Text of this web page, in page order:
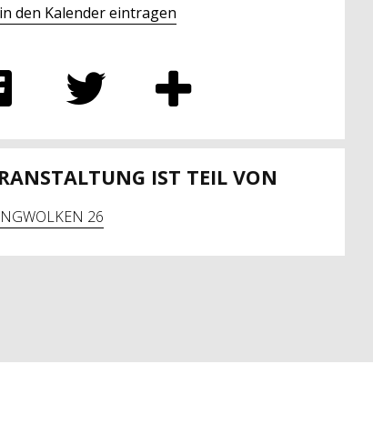
in den Kalender eintragen
IST TEIL VON
26